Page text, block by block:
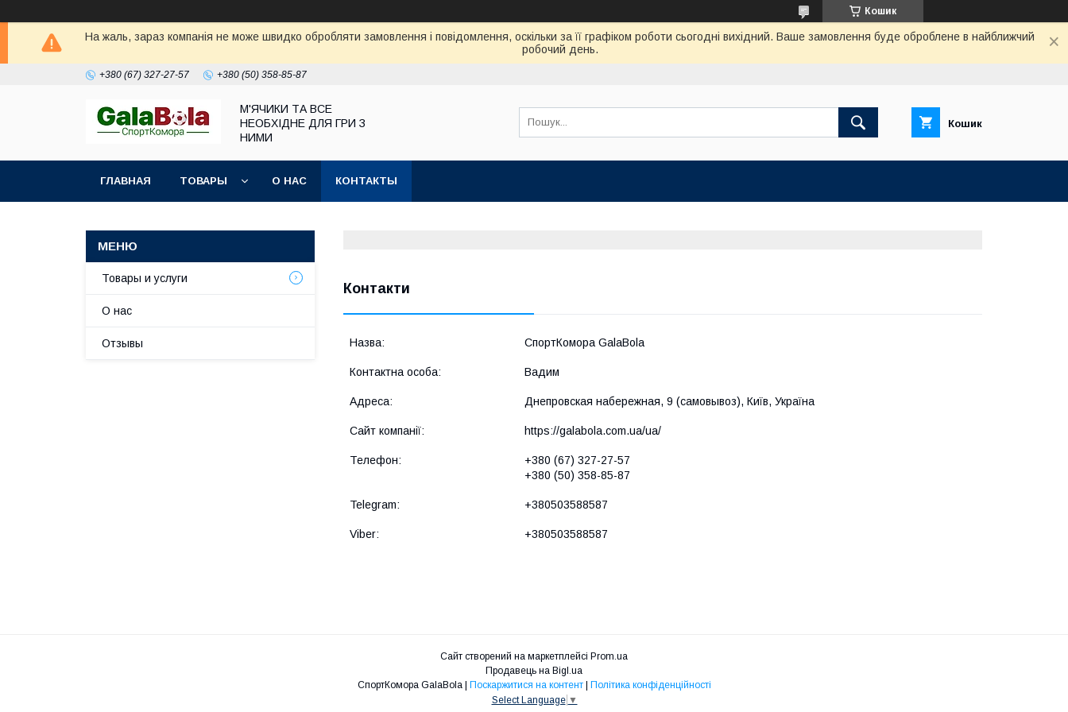
Кошик
На жаль, зараз компанія не може швидко обробляти замовлення і повідомлення, оскільки за її графіком роботи сьогодні вихідний. Ваше замовлення буде оброблене в найближчий
робочий день.
+380 (67) 327-27-57 +380 (50) 358-85-87
М'ЯЧИКИ ТА ВСЕ
НЕОБХІДНЕ ДЛЯ ГРИ З
НИМИ
Кошик
ГЛАВНАЯ ТОВАРЫ О НАС КОНТАКТЫ
Контакти
СпортКомора GalaBola
Вадим
Днепровская набережная, 9 (самовывоз), Київ, Україна
https://galabola.com.ua/ua/
+380 (67) 327-27-57
+380 (50) 358-85-87
+380503588587
+380503588587
Товары и услуги
О нас
Отзывы
Сайт створений на маркетплейсі Prom.ua
Продавець на Bigl.ua
Поскаржитися на контент
Політика конфіденційності
Select Language ▼